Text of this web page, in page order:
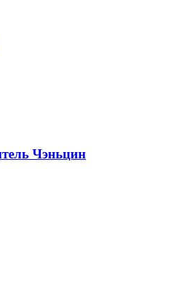
Чэньцин